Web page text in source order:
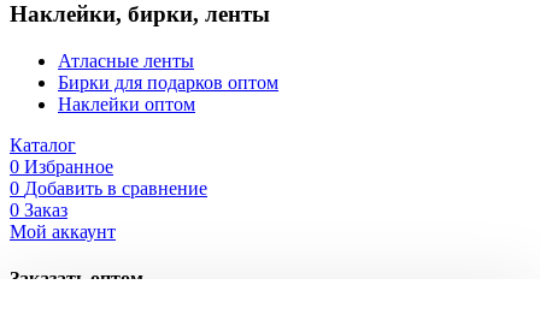
Наклейки, бирки, ленты
Атласные ленты
Бирки для подарков оптом
Наклейки оптом
Каталог
0 Избранное
0 Добавить в сравнение
0 Заказ
Мой аккаунт
Заказать оптом